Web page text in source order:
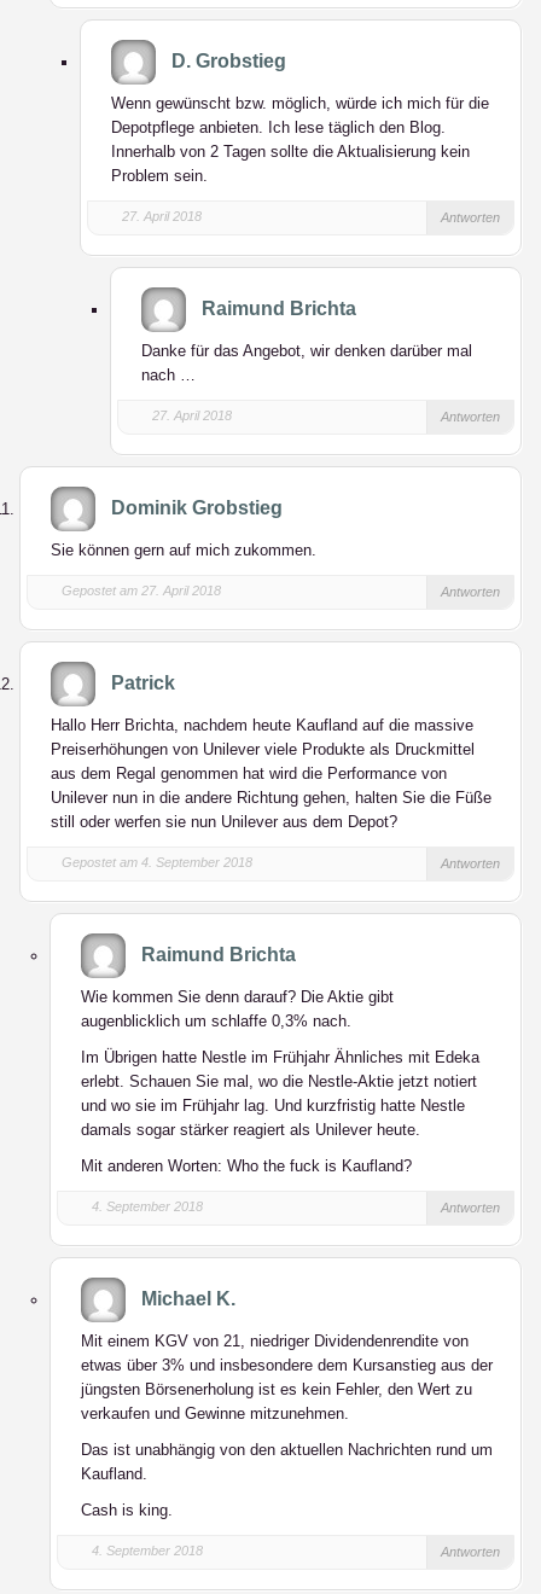
D. Grobstieg
Wenn gewünscht bzw. möglich, würde ich mich für die
Depotpflege anbieten. Ich lese täglich den Blog.
Innerhalb von 2 Tagen sollte die Aktualisierung kein
Problem sein.
27. April 2018 Antworten
Raimund Brichta
Danke für das Angebot, wir denken darüber mal
nach …
27. April 2018 Antworten
Dominik Grobstieg
Sie können gern auf mich zukommen.
Gepostet am 27. April 2018 Antworten
Patrick
Hallo Herr Brichta, nachdem heute Kaufland auf die massive
Preiserhöhungen von Unilever viele Produkte als Druckmittel
aus dem Regal genommen hat wird die Performance von
Unilever nun in die andere Richtung gehen, halten Sie die Füße
still oder werfen sie nun Unilever aus dem Depot?
Gepostet am 4. September 2018 Antworten
Raimund Brichta
Wie kommen Sie denn darauf? Die Aktie gibt
augenblicklich um schlaffe 0,3% nach.
Im Übrigen hatte Nestle im Frühjahr Ähnliches mit Edeka
erlebt. Schauen Sie mal, wo die Nestle-Aktie jetzt notiert
und wo sie im Frühjahr lag. Und kurzfristig hatte Nestle
damals sogar stärker reagiert als Unilever heute.
Mit anderen Worten: Who the fuck is Kaufland?
4. September 2018 Antworten
Michael K.
Mit einem KGV von 21, niedriger Dividendenrendite von
etwas über 3% und insbesondere dem Kursanstieg aus der
jüngsten Börsenerholung ist es kein Fehler, den Wert zu
verkaufen und Gewinne mitzunehmen.
Das ist unabhängig von den aktuellen Nachrichten rund um
Kaufland.
Cash is king.
4. September 2018 Antworten